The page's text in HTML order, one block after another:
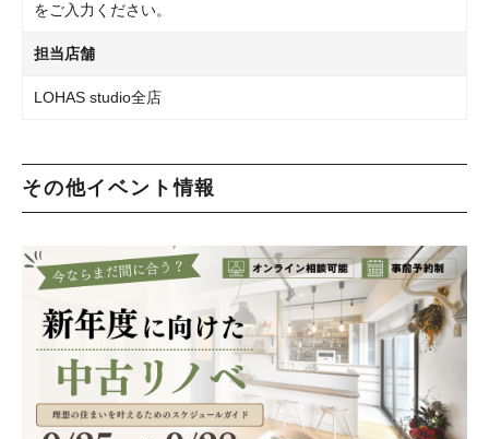
をご入力ください。
担当店舗
LOHAS studio全店
その他イベント情報